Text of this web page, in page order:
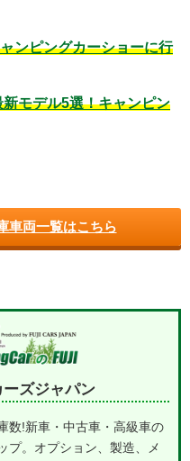
ンピングカーショーに行
モデル5選！キャンピン
車両一覧はこちら
ズジャパン
数!新車・中古車・高級車の
プ。オプション、製造、メ